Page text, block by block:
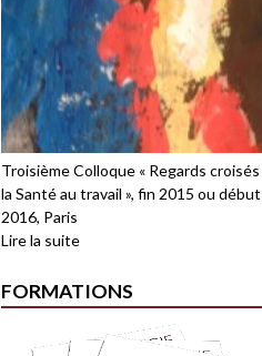
Troisième Colloque « Regards
la Santé au travail », fin 2015 ou début
2016, Paris
Lire la suite
FORMATIONS